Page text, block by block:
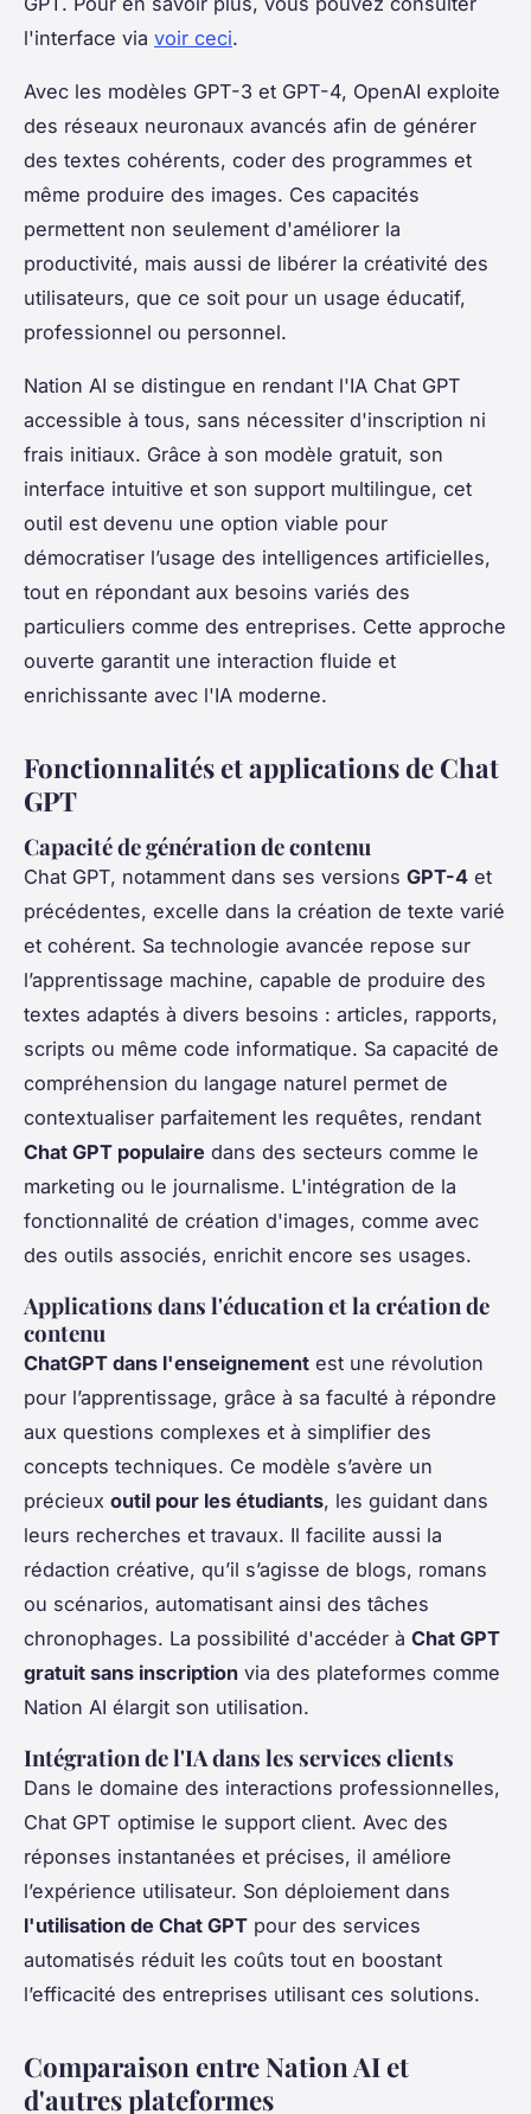
l'interface via voir ceci.
Avec les modèles GPT-3 et GPT-4, OpenAI exploite
des réseaux neuronaux avancés afin de générer
des textes cohérents, coder des programmes et
même produire des images. Ces capacités
permettent non seulement d'améliorer la
productivité, mais aussi de libérer la créativité des
utilisateurs, que ce soit pour un usage éducatif,
professionnel ou personnel.
Nation AI se distingue en rendant l'IA Chat GPT
accessible à tous, sans nécessiter d'inscription ni
frais initiaux. Grâce à son modèle gratuit, son
interface intuitive et son support multilingue, cet
outil est devenu une option viable pour
démocratiser l’usage des intelligences artificielles,
tout en répondant aux besoins variés des
particuliers comme des entreprises. Cette approche
ouverte garantit une interaction fluide et
enrichissante avec l'IA moderne.
Fonctionnalités et applications de Chat
GPT
Capacité de génération de contenu
Chat GPT, notamment dans ses versions GPT-4 et
précédentes, excelle dans la création de texte varié
et cohérent. Sa technologie avancée repose sur
l’apprentissage machine, capable de produire des
textes adaptés à divers besoins : articles, rapports,
scripts ou même code informatique. Sa capacité de
compréhension du langage naturel permet de
contextualiser parfaitement les requêtes, rendant
Chat GPT populaire dans des secteurs comme le
marketing ou le journalisme. L'intégration de la
fonctionnalité de création d'images, comme avec
des outils associés, enrichit encore ses usages.
Applications dans l'éducation et la création de
contenu
ChatGPT dans l'enseignement est une révolution
pour l’apprentissage, grâce à sa faculté à répondre
aux questions complexes et à simplifier des
concepts techniques. Ce modèle s’avère un
précieux outil pour les étudiants, les guidant dans
leurs recherches et travaux. Il facilite aussi la
rédaction créative, qu’il s’agisse de blogs, romans
ou scénarios, automatisant ainsi des tâches
chronophages. La possibilité d'accéder à Chat GPT
gratuit sans inscription via des plateformes comme
Nation AI élargit son utilisation.
Intégration de l'IA dans les services clients
Dans le domaine des interactions professionnelles,
Chat GPT optimise le support client. Avec des
réponses instantanées et précises, il améliore
l’expérience utilisateur. Son déploiement dans
l'utilisation de Chat GPT pour des services
automatisés réduit les coûts tout en boostant
l’efficacité des entreprises utilisant ces solutions.
Comparaison entre Nation AI et
d'autres plateformes